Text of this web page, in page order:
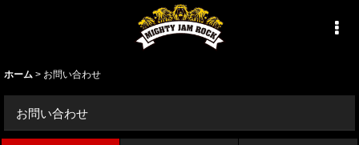
ホーム > お問い合わせ
お問い合わせ